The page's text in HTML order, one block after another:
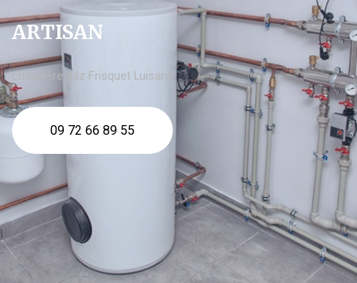
ARTISAN
chaudière gaz Frisquet Luisant
09 72 66 89 55